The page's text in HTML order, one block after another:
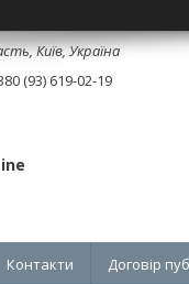
Київ, Україна
(93) 619-02-19
Контакти Договір